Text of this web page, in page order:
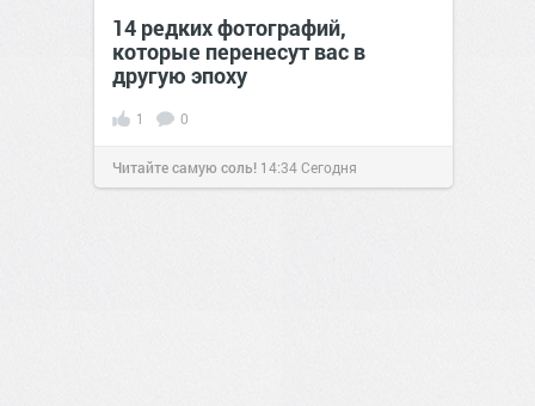
14 редких фотографий,
которые перенесут вас в
другую эпоху
1 0
Читайте самую соль! 14:34Сегодня